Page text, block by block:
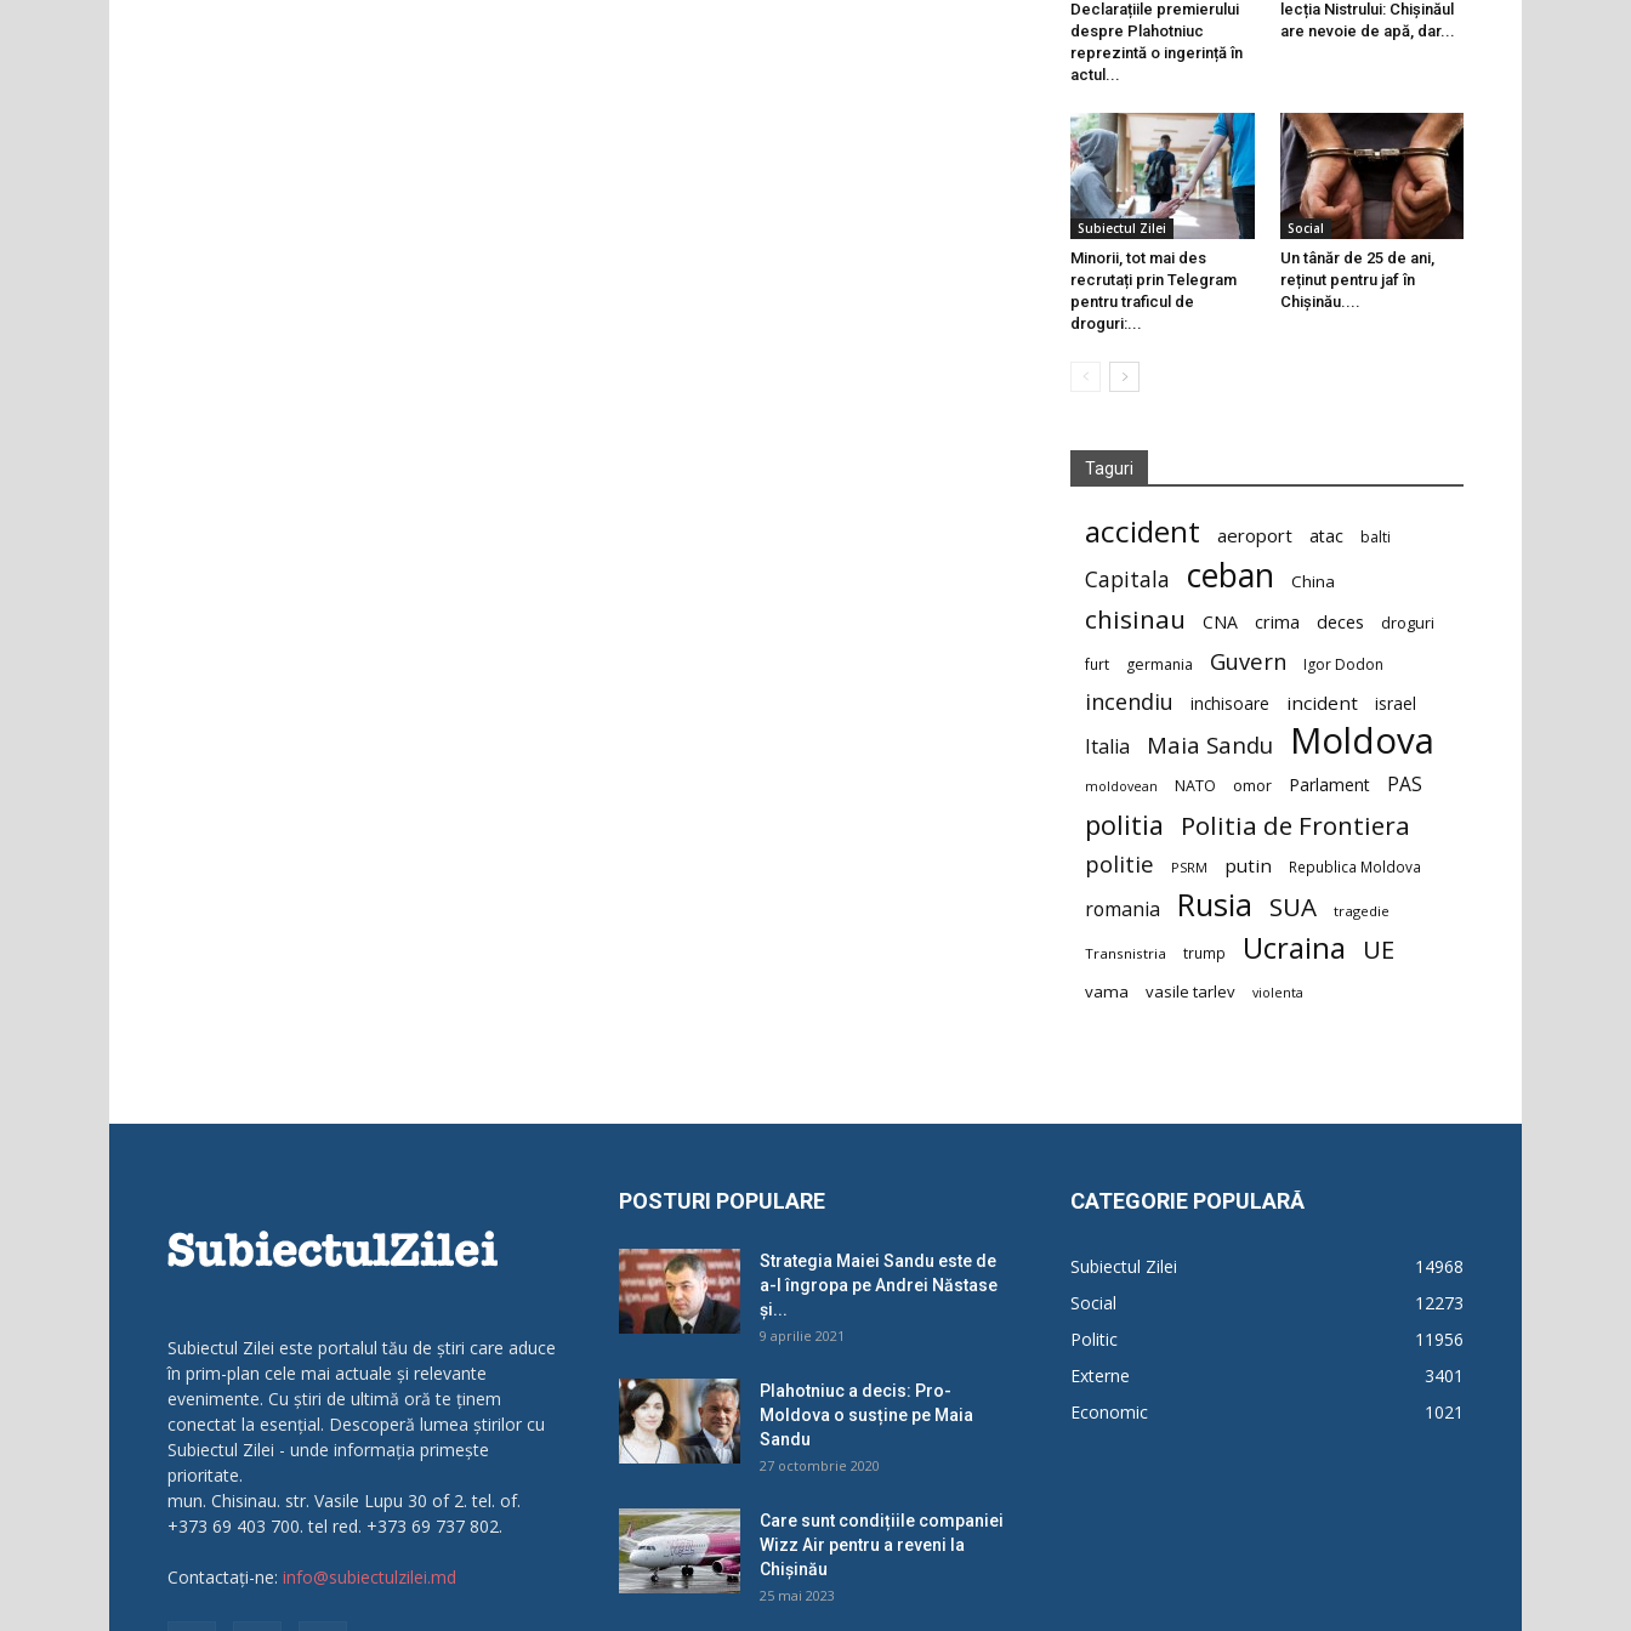
Declarațiile premierului
despre Plahotniuc
reprezintă o ingerință în
actul...
lecția Nistrului: Chișinăul
are nevoie de apă, dar...
Subiectul Zilei
Minorii, tot mai des
recrutați prin Telegram
pentru traficul de
droguri:...
Social
Un tânăr de 25 de ani,
reținut pentru jaf în
Chișinău....
Taguri
accident aeroport atac balti
Capitala ceban China
chisinau CNA crima deces droguri
furt germania Guvern Igor Dodon
incendiu inchisoare incident israel
Italia Maia Sandu Moldova
moldovean NATO omor Parlament PAS
politia Politia de Frontiera
politie PSRM putin Republica Moldova
romania Rusia SUA tragedie
Transnistria trump Ucraina UE
vama vasile tarlev violenta
Subiectul Zilei este portalul tău de știri care aduce
în prim-plan cele mai actuale și relevante
evenimente. Cu știri de ultimă oră te ținem
conectat la esențial. Descoperă lumea știrilor cu
Subiectul Zilei - unde informația primește
prioritate.
mun. Chisinau. str. Vasile Lupu 30 of 2. tel. of.
+373 69 403 700. tel red. +373 69 737 802.
Contactați-ne: info@subiectulzilei.md
POSTURI POPULARE
Strategia Maiei Sandu este de
a-l îngropa pe Andrei Năstase
și...
9 aprilie 2021
Plahotniuc a decis: Pro-
Moldova o susține pe Maia
Sandu
27 octombrie 2020
Care sunt condițiile companiei
Wizz Air pentru a reveni la
Chișinău
25 mai 2023
CATEGORIE POPULARĂ
Subiectul Zilei
14968
Social
12273
Politic
11956
Externe
3401
Economic
1021